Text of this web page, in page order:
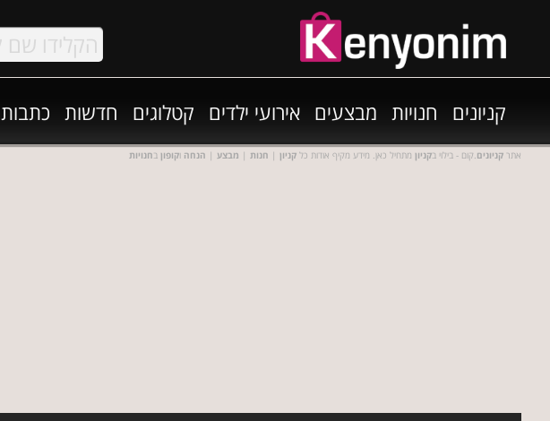
קניונים חנויות מבצעים אירועי ילדים קטלוגים חדשות כתבות
אתר קניונים.קום - בילוי בקניון מתחיל כאן. מידע מקיף אודות כל קניון | חנות | מבצע | הנחה וקופון בחנויות